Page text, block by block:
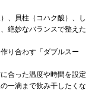
、貝柱（コハク酸）、し
絶妙なバランスで整えた
り合わす「ダブルスー
合った温度や時間を設定
一滴まで飲み干したくな